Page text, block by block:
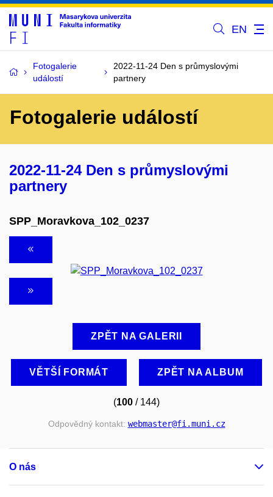
EN
Fotogalerie
událostí
2022-11-24 Den s průmyslovými
partnery
Fotogalerie událostí
2022-11-24 Den s průmyslovými
partnery
SPP_Moravkova_102_0237
ZPĚT NA GALERII
VĚTŠÍ FORMÁT ZPĚT NA ALBUM
(100 / 144)
Odpovědný kontakt: webmaster@fi.muni.cz
O nás